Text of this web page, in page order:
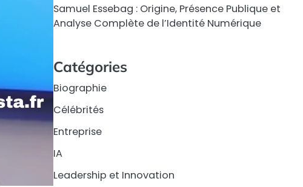
Samuel Essebag : Origine, Présence Publique et
Analyse Complète de l’Identité Numérique
Catégories
Biographie
Célébrités
Entreprise
IA
Leadership et Innovation